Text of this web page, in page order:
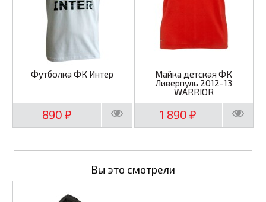
Футболка ФК Интер
890 ₽
Майка детская ФК
Ливерпуль 2012-13
WARRIOR
1 890₽
Вы это смотрели